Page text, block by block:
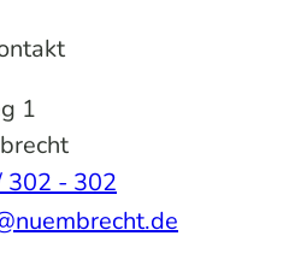
1
302 - 302